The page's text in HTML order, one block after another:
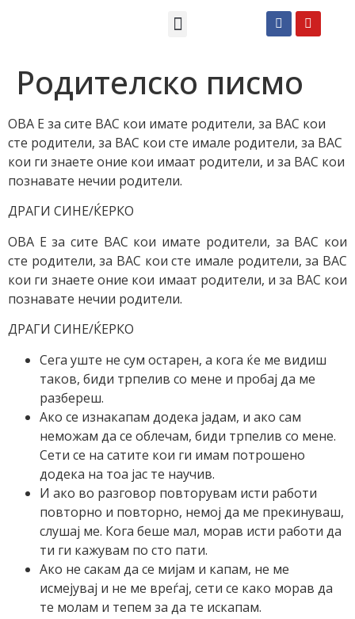
Родителско писмо
ОВА Е за сите ВАС кои имате родители, за ВАС кои
сте родители, за ВАС кои сте имале родители, за ВАС
кои ги знаете оние кои имаат родители, и за ВАС кои
познавате нечии родители.
ДРАГИ СИНЕ/ЌЕРКО
ОВА Е за сите ВАС кои имате родители, за ВАС кои
сте родители, за ВАС кои сте имале родители, за ВАС
кои ги знаете оние кои имаат родители, и за ВАС кои
познавате нечии родители.
ДРАГИ СИНЕ/ЌЕРКО
Сега уште не сум остарен, а кога ќе ме видиш
таков, биди трпелив со мене и пробај да ме
разбереш.
Ако се изнакапам додека јадам, и ако сам
неможам да се облечам, биди трпелив со мене.
Сети се на сатите кои ги имам потрошено
додека на тоа јас те научив.
И ако во разговор повторувам исти работи
повторно и повторно, немој да ме прекинуваш,
слушај ме. Кога беше мал, морав исти работи да
ти ги кажувам по сто пати.
Ако не сакам да се мијам и капам, не ме
исмејувај и не ме вреѓај, сети се како морав да
те молам и тепем за да те искапам.